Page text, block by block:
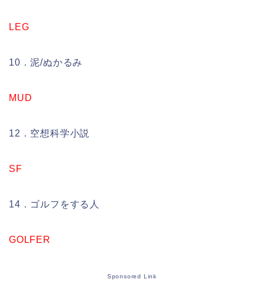
LEG
10．泥/ぬかるみ
MUD
12．空想科学小説
SF
14．ゴルフをする人
GOLFER
Sponsored Link